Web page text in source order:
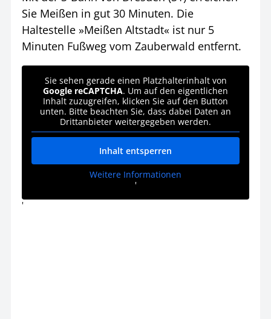
Sie Meißen in gut 30 Minuten. Die
Haltestelle »Meißen Altstadt« ist nur 5
Minuten Fußweg vom Zauberwald entfernt.
Sie sehen gerade einen Platzhalterinhalt von
Google reCAPTCHA. Um auf den eigentlichen
Inhalt zuzugreifen, klicken Sie auf den Button
unten. Bitte beachten Sie, dass dabei Daten an
Drittanbieter weitergegeben werden.
Inhalt entsperren
Weitere Informationen
'
'